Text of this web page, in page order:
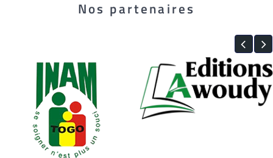
Nos partenaires